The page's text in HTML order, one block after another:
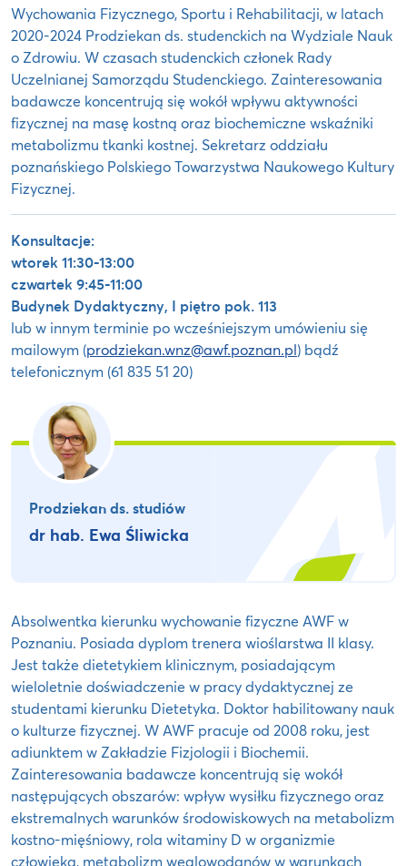
Wychowania Fizycznego, Sportu i Rehabilitacji, w latach
2020-2024 Prodziekan ds. studenckich na Wydziale Nauk
o Zdrowiu. W czasach studenckich członek Rady
Uczelnianej Samorządu Studenckiego. Zainteresowania
badawcze koncentrują się wokół wpływu aktywności
fizycznej na masę kostną oraz biochemiczne wskaźniki
metabolizmu tkanki kostnej. Sekretarz oddziału
poznańskiego Polskiego Towarzystwa Naukowego Kultury
Fizycznej.
Konsultacje:
wtorek 11:30-13:00
czwartek 9:45-11:00
Budynek Dydaktyczny, I piętro pok. 113
lub w innym terminie po wcześniejszym umówieniu się
mailowym (prodziekan.wnz@awf.poznan.pl) bądź
telefonicznym (61 835 51 20)
Prodziekan ds. studiów
dr hab. Ewa Śliwicka
Absolwentka kierunku wychowanie fizyczne AWF w
Poznaniu. Posiada dyplom trenera wioślarstwa II klasy.
Jest także dietetykiem klinicznym, posiadającym
wieloletnie doświadczenie w pracy dydaktycznej ze
studentami kierunku Dietetyka. Doktor habilitowany nauk
o kulturze fizycznej. W AWF pracuje od 2008 roku, jest
adiunktem w Zakładzie Fizjologii i Biochemii.
Zainteresowania badawcze koncentrują się wokół
następujących obszarów: wpływ wysiłku fizycznego oraz
ekstremalnych warunków środowiskowych na metabolizm
kostno-mięśniowy, rola witaminy D w organizmie
człowieka, metabolizm węglowodanów w warunkach